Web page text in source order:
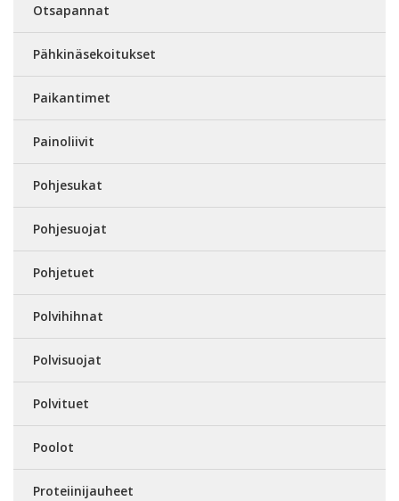
Otsapannat
Pähkinäsekoitukset
Paikantimet
Painoliivit
Pohjesukat
Pohjesuojat
Pohjetuet
Polvihihnat
Polvisuojat
Polvituet
Poolot
Proteiinijauheet